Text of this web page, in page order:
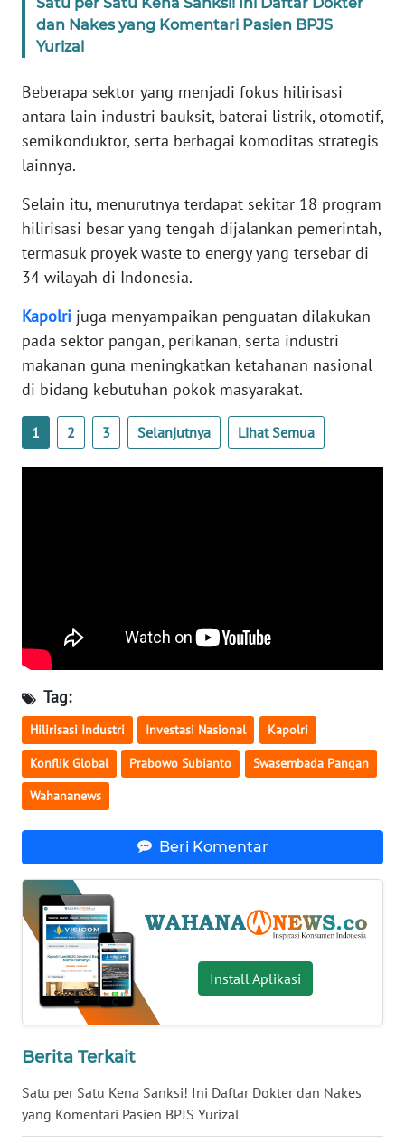
dan Nakes yang Komentari Pasien BPJS
Yurizal
Beberapa sektor yang menjadi fokus hilirisasi
antara lain industri bauksit, baterai listrik, otomotif,
semikonduktor, serta berbagai komoditas strategis
lainnya.
Selain itu, menurutnya terdapat sekitar 18 program
hilirisasi besar yang tengah dijalankan pemerintah,
termasuk proyek waste to energy yang tersebar di
34 wilayah di Indonesia.
Kapolri juga menyampaikan penguatan dilakukan
pada sektor pangan, perikanan, serta industri
makanan guna meningkatkan ketahanan nasional
di bidang kebutuhan pokok masyarakat.
1 2 3 Selanjutnya Lihat Semua
Tag:
Hilirisasi Industri Investasi Nasional Kapolri
Konflik Global Prabowo Subianto Swasembada Pangan
Wahananews
Beri Komentar
Install Aplikasi
Berita Terkait
Satu per Satu Kena Sanksi! Ini Daftar Dokter dan Nakes
yang Komentari Pasien BPJS Yurizal
WN
NTT
KEPRI
WN
PAPUA
WN
PAPUA
BARAT
RIAU
WN
SERAMBI
JAMBI
WN
SULTENG
WN
SULBAR
WN
BABEL
WN
WN
SUMSEL
WN
BENGKULU
LAMPUNG
WN
JATENG